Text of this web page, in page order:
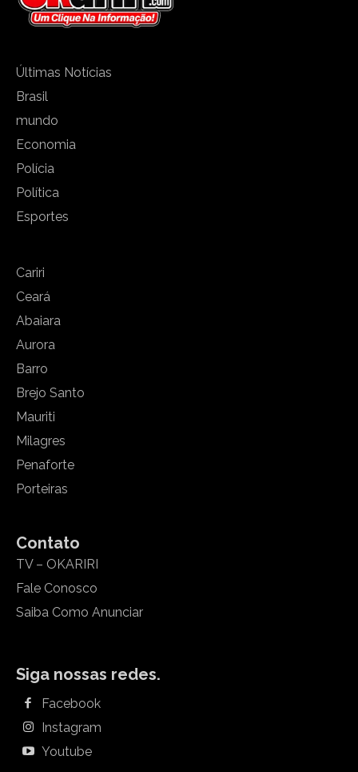
Últimas Notícias
Brasil
mundo
Economia
Polícia
Política
Esportes
Cariri
Ceará
Abaiara
Aurora
Barro
Brejo Santo
Mauriti
Milagres
Penaforte
Porteiras
Contato
TV – OKARIRI
Fale Conosco
Saiba Como Anunciar
Siga nossas redes.
Facebook
Instagram
Youtube